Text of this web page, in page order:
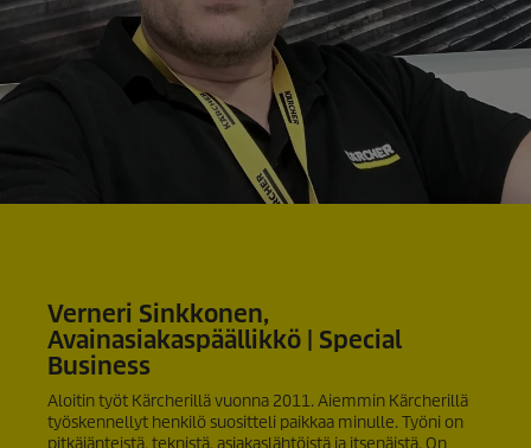
Verneri Sinkkonen,
Avainasiakaspäällikkö | Special
Business
Aloitin työt Kärcherillä vuonna 2011. Aiemmin Kärcherillä
työskennellyt henkilö suositteli paikkaa minulle. Työni on
pitkäjänteistä, teknistä, asiakaslähtöistä ja itsenäistä. On